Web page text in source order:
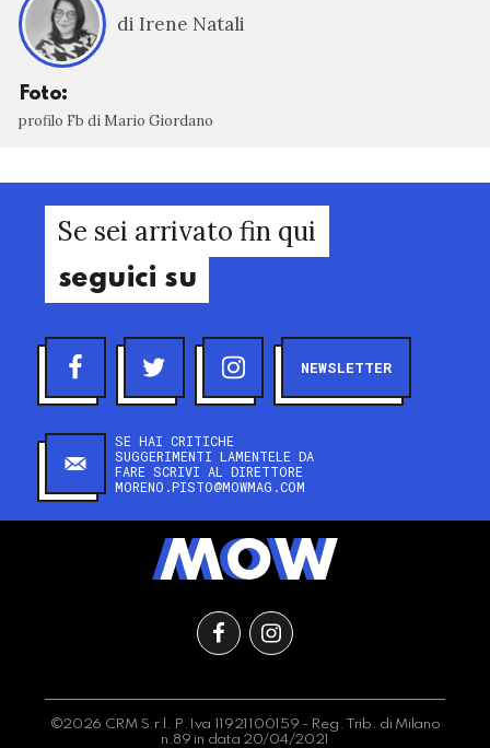
di Irene Natali
Foto:
profilo Fb di Mario Giordano
Se sei arrivato fin qui
seguici su
NEWSLETTER
SE HAI CRITICHE
SUGGERIMENTI LAMENTELE DA
FARE SCRIVI AL DIRETTORE
MORENO.PISTO@MOWMAG.COM
©2026 CRM S.r.l. P.Iva 11921100159 - Reg. Trib. di Milano
n.89 in data 20/04/2021